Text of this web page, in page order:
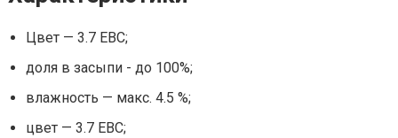
Цвет — 3.7 EBC;
доля в засыпи - до 100%;
влажность — макс. 4.5 %;
цвет — 3.7 EBC;